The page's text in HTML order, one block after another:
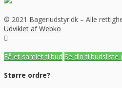
© 2021 Bageriudstyr.dk – Alle
Udviklet af Webko
Få et samlet tilbud Se din tilbudsliste
Større ordre?